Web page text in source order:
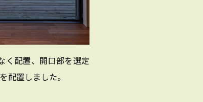
く配置、開口部を選定
配置しました。